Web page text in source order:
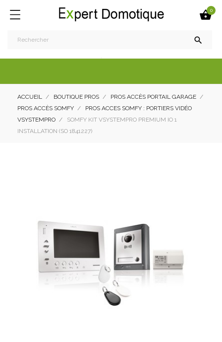
0

ACCUEIL BOUTIQUE PROS
PROS ACCÈS PORTAIL GARAGE
PROS ACCÈS SOMFY
PROS ACCES SOMFY : PORTIERS VIDÉO
VSYSTEMPRO
SOMFY KIT VSYSTEMPRO PREMIUM IO 1
INSTALLATION (SO 1841227)